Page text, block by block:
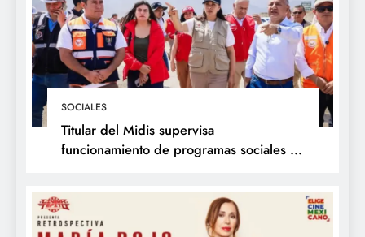
SOCIALES
Titular del Midis supervisa
funcionamiento de programas sociales en
Fenómeno de El Niño